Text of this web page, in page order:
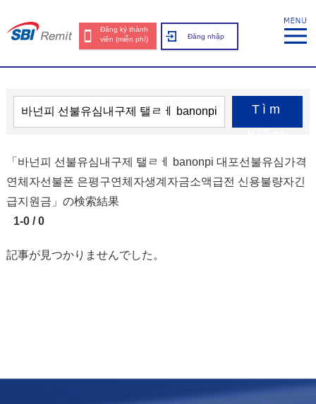
Đăng ký thành
viên (miễn phí)
Đăng nhập
Tìm
「바넌피 선불유심내구제 탤ㄹㅔ banonpi 대포선불유심가격
연체자선불폰 은평구연체자생계자금소액급전 신용불량자긴
급지원금」の検索結果
1-0 / 0
記事が見つかりませんでした。